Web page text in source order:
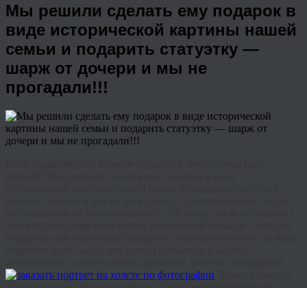
Мы решили сделать ему подарок в
виде исторической картины нашей
семьи и подарить статуэтку —
шарж от дочери и мы не
прогадали!!!